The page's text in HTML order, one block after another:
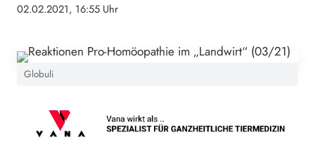
02.02.2021, 16:55 Uhr
Globuli